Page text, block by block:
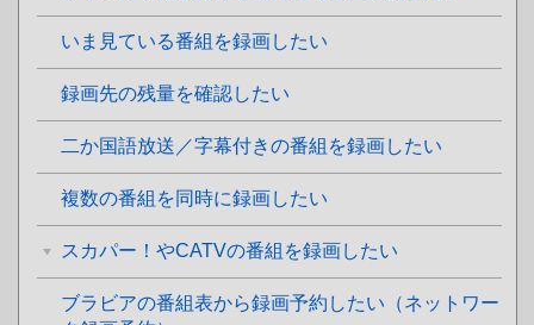
いま見ている番組を録画したい
録画先の残量を確認したい
二か国語放送／字幕付きの番組を録画したい
複数の番組を同時に録画したい
スカパー！やCATVの番組を録画したい
ブラビアの番組表から録画予約したい（ネットワー